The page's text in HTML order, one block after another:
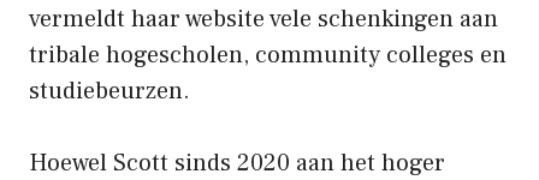
vermeldt haar website vele schenkingen aan
tribale hogescholen, community colleges en
studiebeurzen.
Hoewel Scott sinds 2020 aan het hoger